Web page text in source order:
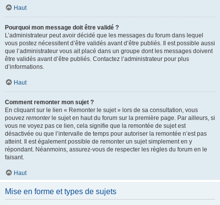
Haut
Pourquoi mon message doit être validé ?
L’administrateur peut avoir décidé que les messages du forum dans lequel
vous postez nécessitent d’être validés avant d’être publiés. Il est possible aussi
que l’administrateur vous ait placé dans un groupe dont les messages doivent
être validés avant d’être publiés. Contactez l’administrateur pour plus
d’informations.
Haut
Comment remonter mon sujet ?
En cliquant sur le lien « Remonter le sujet » lors de sa consultation, vous
pouvez remonterle sujet en haut du forum sur la première page. Par ailleurs, si
vous ne voyez pas ce lien, cela signifie que la remontée de sujet est
désactivée ou que l’intervalle de temps pour autoriser la remontée n’est pas
atteint. Il est également possible de remonter un sujet simplement en y
répondant. Néanmoins, assurez-vous de respecter les règles du forum en le
faisant.
Haut
Mise en forme et types de sujets